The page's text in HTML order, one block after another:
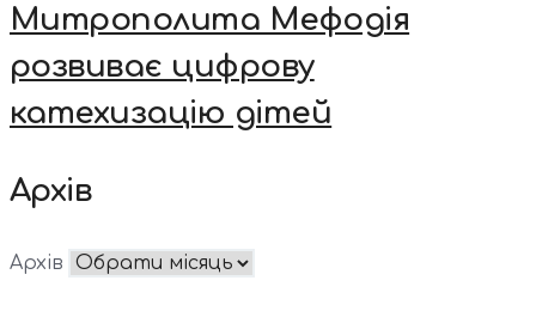
Митрополита Мефодія
розвиває цифрову
катехизацію дітей
Архів
Архів